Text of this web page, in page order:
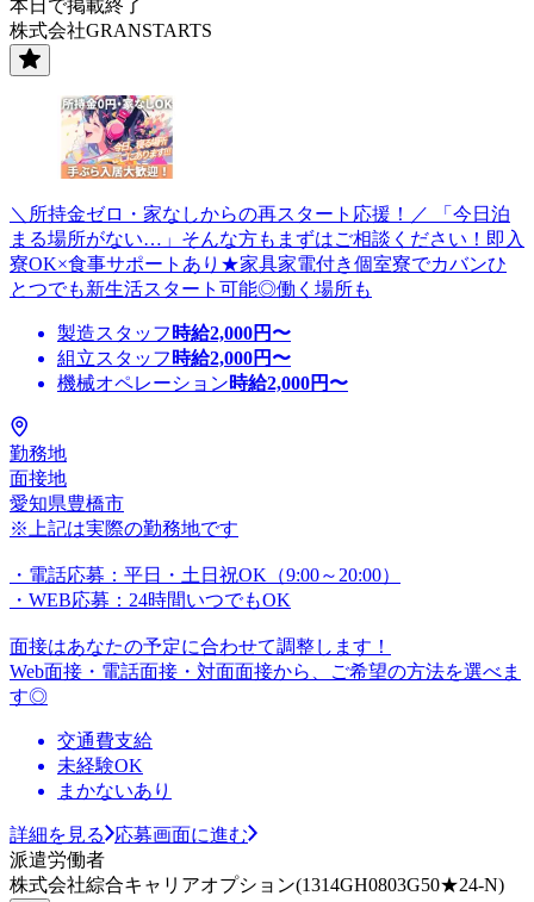
本日で掲載終了
株式会社GRANSTARTS
＼所持金ゼロ・家なしからの再スタート応援！／ 「今日泊
まる場所がない…」そんな方もまずはご相談ください！即入
寮OK×食事サポートあり★家具家電付き個室寮でカバンひ
とつでも新生活スタート可能◎働く場所も
製造スタッフ 時給2,000円〜
組立スタッフ 時給2,000円〜
機械オペレーション時給2,000円〜
勤務地
面接地
愛知県豊橋市
※上記は実際の勤務地です
・電話応募：平日・土日祝OK（9:00～20:00）
・WEB応募：24時間いつでもOK
面接はあなたの予定に合わせて調整します！
Web面接・電話面接・対面面接から、ご希望の方法を選べま
す◎
交通費支給
未経験OK
まかないあり
詳細を見る
応募画面に進む
派遣労働者
株式会社綜合キャリアオプション(1314GH0803G50★24-N)